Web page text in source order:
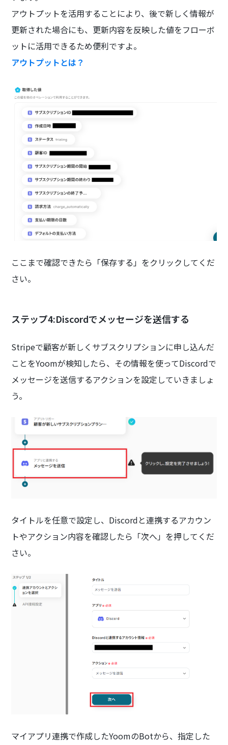
アウトプットを活用することにより、後で新しく情報が
更新された場合にも、更新内容を反映した値をフローボ
ットに活用できるため便利ですよ。
アウトプットとは？
ここまで確認できたら「保存する」をクリックしてくだ
さい。
ステップ4:Discordでメッセージを送信する
Stripeで顧客が新しくサブスクリプションに申し込んだ
ことをYoomが検知したら、その情報を使ってDiscordで
メッセージを送信するアクションを設定していきましょ
う。
タイトルを任意で設定し、Discordと連携するアカウン
トやアクション内容を確認したら「次へ」を押してくだ
さい。
マイアプリ連携で作成したYoomのBotから、指定した